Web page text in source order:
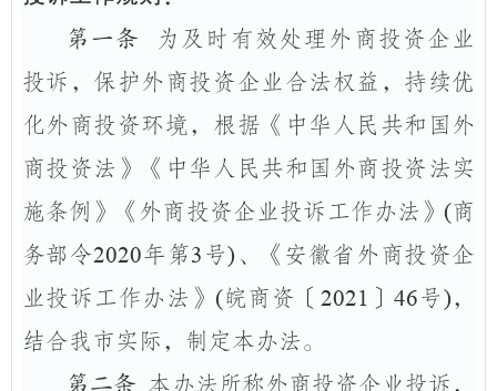
第一条
为及时有效处理外商投资企业
投诉，保护外商投资企业合法权益，持续优
化外商投资环境，根据 《中华人民共和国外
商投资法》《中华人民共和国外商投资法实
施条例》《外商投资企业投诉 工作办法》(商
务部令2020年第3 号) 、《安徽省外商投资企
业投诉工作办法》 (皖商资 〔 2021 〕46号)，
结合我市实际，制定本办法。
第二条 本办法所称外商投资企业投诉，